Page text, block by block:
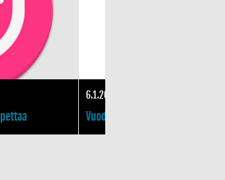
6.1.2016
Vuoden 2015 kymmenen
sovellusta